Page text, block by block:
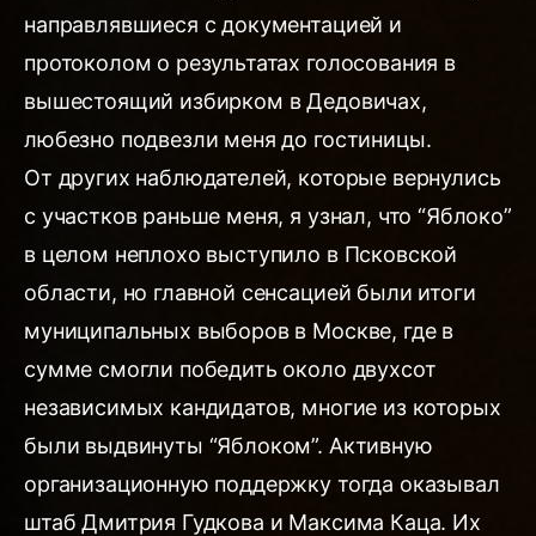
направлявшиеся с документацией и
протоколом о результатах голосования в
вышестоящий избирком в Дедовичах,
любезно подвезли меня до гостиницы.
От других наблюдателей, которые вернулись
с участков раньше меня, я узнал, что “Яблоко”
в целом неплохо выступило в Псковской
области, но главной сенсацией были итоги
муниципальных выборов в Москве, где в
сумме смогли победить около двухсот
независимых кандидатов, многие из которых
были выдвинуты “Яблоком”. Активную
организационную поддержку тогда оказывал
штаб Дмитрия Гудкова и Максима Каца. Их